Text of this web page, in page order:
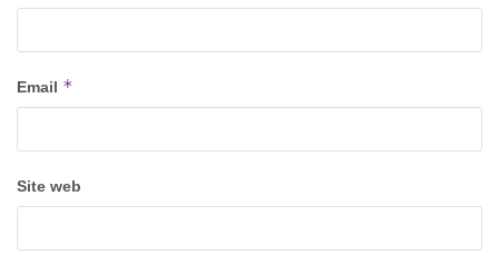
Email *
Site web